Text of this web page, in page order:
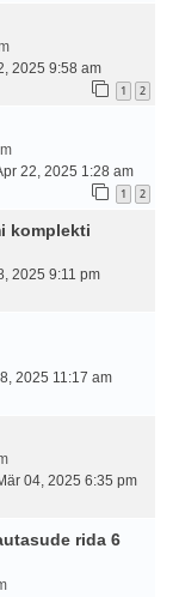
2025 9:58 am
1 2
22, 2025 1:28 am
1 2
komplekti
2025 9:11 pm
2025 11:17 am
04, 2025 6:35 pm
rida 6